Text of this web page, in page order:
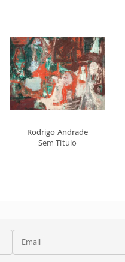
Rodrigo Andrade
Sem Título
Email